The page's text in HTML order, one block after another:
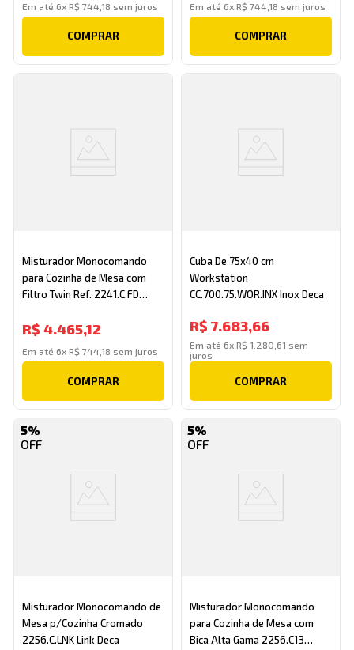
Em até6xR$ 744 18 sem juros
COMPRAR
Em até 6x R$ 744 18 sem juros
COMPRAR
Misturador Monocomando
para Cozinha de Mesa com
Filtro Twin Ref. 2241.C.FD
R$ 4.465,12
Em até6xR$ 744 18 sem juros
COMPRAR
Cuba De 75x40 cm
Workstation
CC.700.75.WOR.INX Inox Deca
R$ 7.683,66
Em até 6x R$ 1 280 61 sem
juros
COMPRAR
5%
Misturador Monocomando de
Mesa p/Cozinha Cromado
2256.C.LNK Link Deca
5%
Misturador Monocomando
para Cozinha de Mesa com
Bica Alta Gama 2256.C13